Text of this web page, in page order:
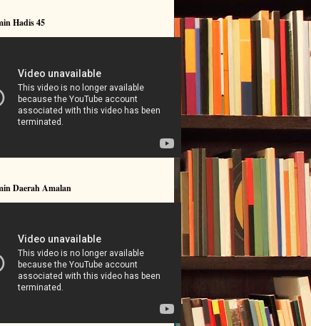
Hadis 45
Daerah Amalan